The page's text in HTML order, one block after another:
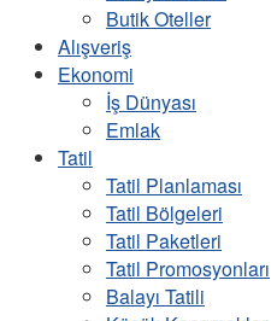
Butik Oteller
Alışveriş
Ekonomi
İş Dünyası
Emlak
Tatil
Tatil Planlaması
Tatil Bölgeleri
Tatil Paketleri
Tatil Promosyonları
Balayı Tatili